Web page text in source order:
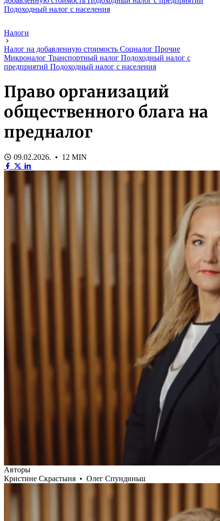
Подоходный налог с населения
Налоги
Налог на добавленную стоимость Соцналог Прочие
Микроналог Транспортный налог Подоходный налог с
предприятий Подоходный налог с населения
Право организаций
общественного блага на
предналог
09.02.2026. • 12 MIN
Авторы
Кристине Скрастыня • Олег Спундиньш